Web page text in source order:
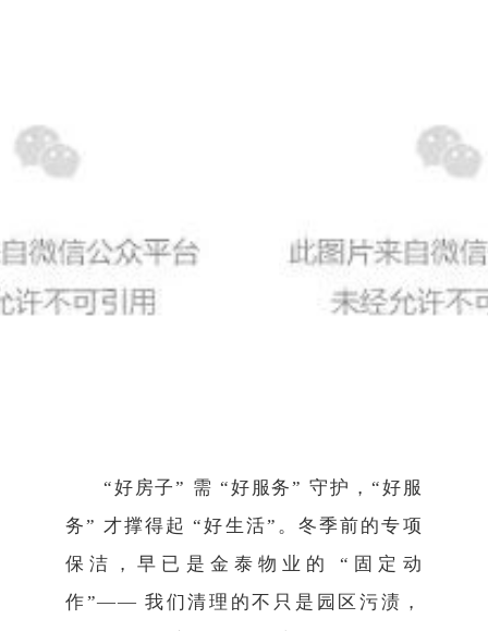
“好房子” 需 “好服务” 守护，“好服
务” 才撑得起 “好生活”。冬季前的专项
保洁，早已是金泰物业的 “固定动
作”—— 我们清理的不只是园区污渍，